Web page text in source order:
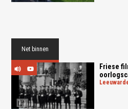
Net binnen
Friese